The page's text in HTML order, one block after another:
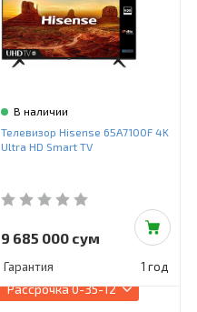
В наличии
Телевизор Hisense 65A7100F 4K
Ultra HD Smart TV
9 685 000 сум
Гарантия 1 год
Рассрочка0-35-12